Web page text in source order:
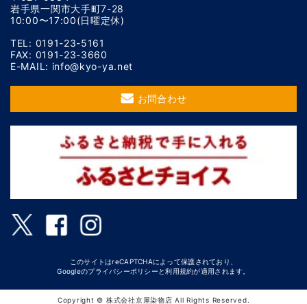
岩手県一関市大手町7-28
10:00〜17:00(日曜定休)
TEL: 0191-23-5161
FAX: 0191-23-3660
E-MAIL: info@kyo-ya.net
お問合わせ
このサイトはreCAPTCHAによって保護されており、
Googleのプライバシーポリシー と利用規約が適用されます。
Copyright © 株式会社京屋染物店 All Rights Reserved.